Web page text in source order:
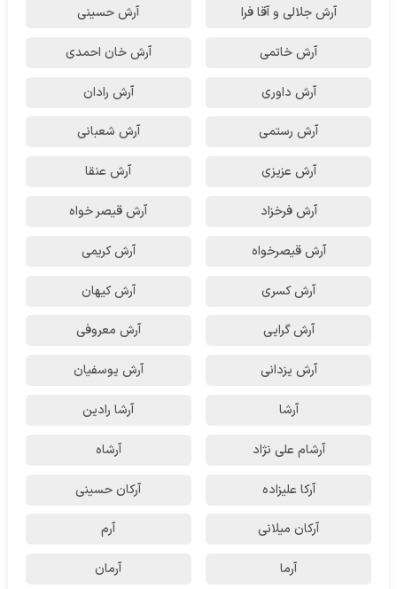
آرش جلالی و آقا فرا آرش حسینی
آرش خاتمی آرش خان احمدی
آرش داوری آرش رادان
آرش رستمى آرش شعبانی
آرش عزیزی آرش عنقا
آرش فرخزاد آرش قیصر خواه
آرش قیصرخواه آرش کریمی
آرش کسری آرش کیهان
آرش گرایی آرش معروفی
آرش یزدانی آرش یوسفیان
آرشا آرشا رادین
آرشام علی نژاد آرشاه
آرکا علیزاده آرکان حسینی
آرکان میلانی آرم
آرما آرمان